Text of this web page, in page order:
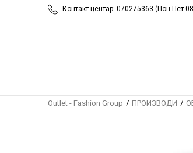
Контакт центар: 070275363 (Пон-Пет
Outlet - Fashion Group ПРОИЗВОДИ